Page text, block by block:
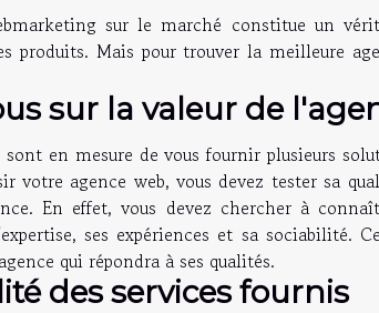
sur le marché constitue un
produits. Mais pour trouver la meilleure
sur la valeur de
en mesure de vous fournir plusieurs
votre agence web, vous devez tester sa
En effet, vous devez chercher à
ses expériences et sa sociabilité.
qui répondra à ses qualités.
des services fournis